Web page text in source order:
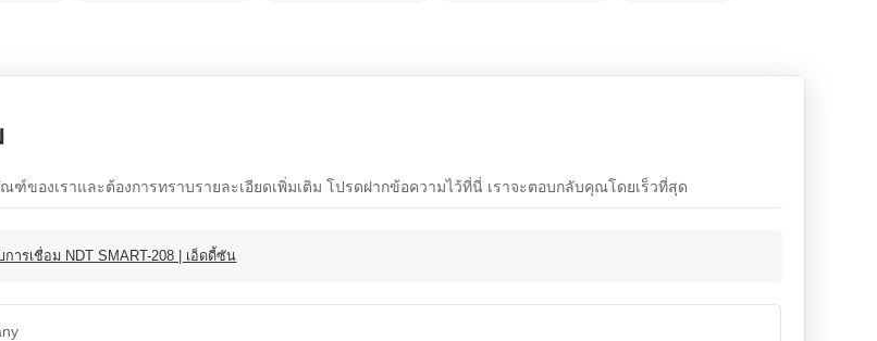
ของเราและต้องการทราบรายละเอียดเพิ่มเติม โปรดฝากข้อความไว้ที่นี่ เราจะตอบกลับคุณโดยเร็วที่สุด
การเชื่อม NDT SMART-208 | เอ็ดดี้ซัน